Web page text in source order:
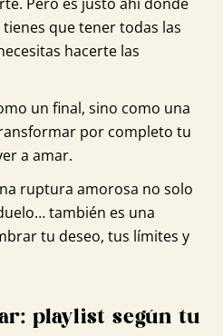
que tener todas las
hacerte las
un final, sino como una
por completo tu
a amar.
ruptura amorosa no solo
también es una
tu deseo, tus límites y
playlist según tu